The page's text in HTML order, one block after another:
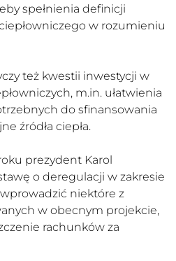
spełnienia definicji
w rozumieniu
też kwestii inwestycji w
m.in. ułatwienia
do sfinansowania
źródła ciepła.
prezydent Karol
o deregulacji w zakresie
niektóre z
w obecnym projekcie,
rachunków za